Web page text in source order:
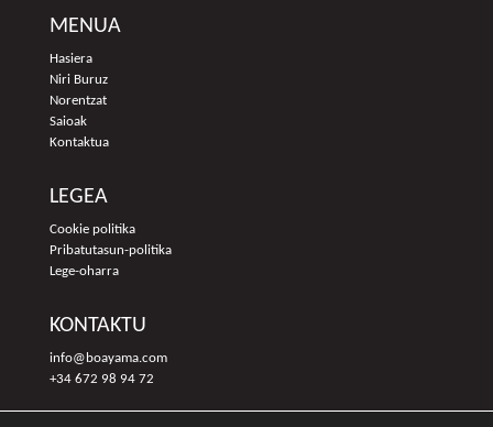
MENUA
Hasiera
Niri Buruz
Norentzat
Saioak
Kontaktua
LEGEA
Cookie politika
Pribatutasun-politika
Lege-oharra
KONTAKTU
info@boayama.com
+34 672 98 94 72